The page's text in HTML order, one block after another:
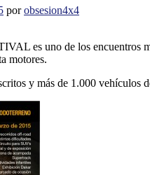
porobsesion4x4
es uno de los encuentros
motores.
y más de 1.000 vehículos